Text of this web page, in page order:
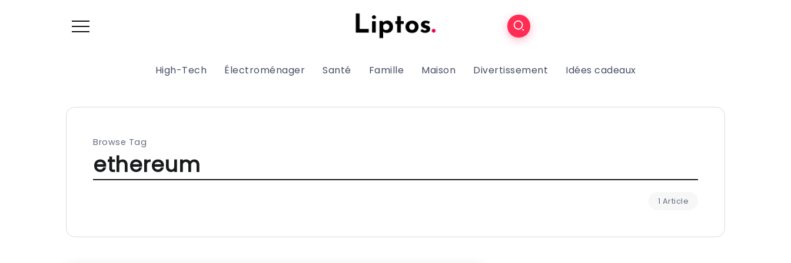
High-Tech Électroménager Santé Famille Maison Divertissement Idées cadeaux
Browse Tag
ethereum
1 Article